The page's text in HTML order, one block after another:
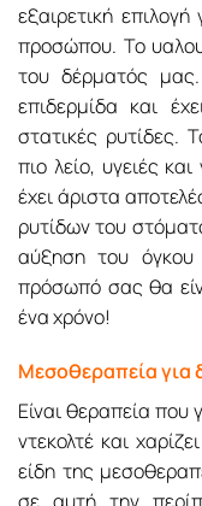
εξαιρετική
προσώπου. Το
του δέρματός
επιδερμίδα και
στατικές ρυτίδες.
πιο λείο, υγειές
έχει άριστα
ρυτίδων του
αύξηση του
πρόσωπό σας θα
ένα χρόνο!
Μεσοθεραπεία για
Είναι θεραπεία που
ντεκολτέ και
είδη της